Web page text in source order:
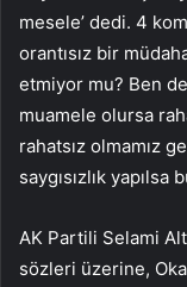
mesele’ dedi. 4
orantısız bir
etmiyor mu? Ben
muamele olursa
rahatsız olmamız
saygısızlık yapılsa
AK Partili Selami
sözleri üzerine,